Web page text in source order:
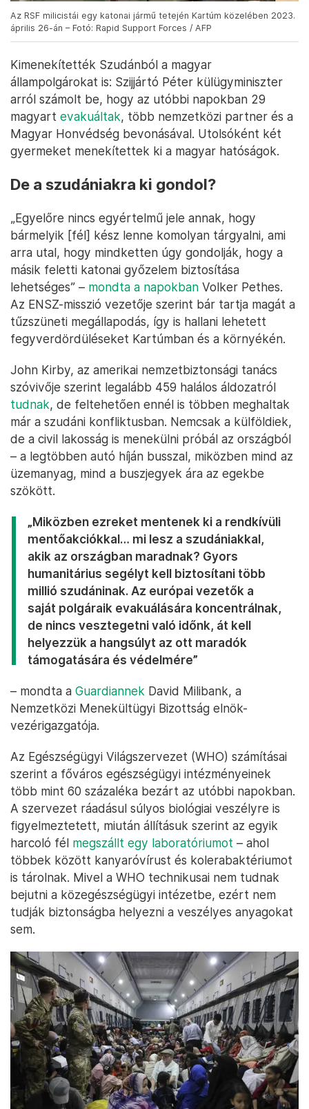
Az RSF milicistái egy katonai jármű tetején Kartúm közelében 2023.
április 26-án – Fotó: Rapid Support Forces / AFP
Kimenekítették Szudánból a magyar
állampolgárokat is: Szijjártó Péter külügyminiszter
arról számolt be, hogy az utóbbi napokban 29
magyart evakuáltak, több nemzetközi partner és a
Magyar Honvédség bevonásával. Utolsóként két
gyermeket menekítettek ki a magyar hatóságok.
De a szudániakra ki gondol?
„Egyelőre nincs egyértelmű jele annak, hogy
bármelyik [fél] kész lenne komolyan tárgyalni, ami
arra utal, hogy mindketten úgy gondolják, hogy a
másik feletti katonai győzelem biztosítása
lehetséges” – mondta a napokban Volker Pethes.
Az ENSZ-misszió vezetője szerint bár tartja magát a
tűzszüneti megállapodás, így is hallani lehetett
fegyverdördüléseket Kartúmban és a környékén.
John Kirby, az amerikai nemzetbiztonsági tanács
szóvivője szerint legalább 459 halálos áldozatról
tudnak, de feltehetően ennél is többen meghaltak
már a szudáni konfliktusban. Nemcsak a külföldiek,
de a civil lakosság is menekülni próbál az országból
– a legtöbben autó híján busszal, miközben mind az
üzemanyag, mind a buszjegyek ára az egekbe
szökött.
„Miközben ezreket mentenek ki a rendkívüli
mentőakciókkal… mi lesz a szudániakkal,
akik az országban maradnak? Gyors
humanitárius segélyt kell biztosítani több
millió szudáninak. Az európai vezetők a
saját polgáraik evakuálására koncentrálnak,
de nincs vesztegetni való időnk, át kell
helyezzük a hangsúlyt az ott maradók
támogatására és védelmére”
– mondta a Guardiannek David Milibank, a
Nemzetközi Menekültügyi Bizottság elnök-
vezérigazgatója.
Az Egészségügyi Világszervezet (WHO) számításai
szerint a főváros egészségügyi intézményeinek
több mint 60 százaléka bezárt az utóbbi napokban.
A szervezet ráadásul súlyos biológiai veszélyre is
figyelmeztetett, miután állításuk szerint az egyik
harcoló fél megszállt egy laboratóriumot – ahol
többek között kanyaróvírust és kolerabaktériumot
is tárolnak. Mivel a WHO technikusai nem tudnak
bejutni a közegészségügyi intézetbe, ezért nem
tudják biztonságba helyezni a veszélyes anyagokat
sem.